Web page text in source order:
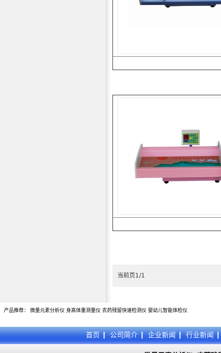
当前页1/1
产品推荐： 微量元素分析仪 身高体重测量仪 农药残留快速检测仪 婴幼儿智能体检仪
首页 公司简介 企业新闻 行业新闻